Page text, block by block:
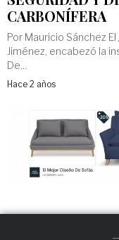
CARBONÍFERA
Por Mauricio Sánchez
Jiménez, encabezó la
De...
Hace 2 años